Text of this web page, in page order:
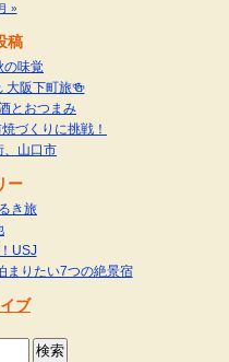
»
稿
の味覚
大阪下町旅🍻
とおつまみ
づくりに挑戦！
、山口市
ー
き旅
USJ
まりたい7つの絶景宿
ブ